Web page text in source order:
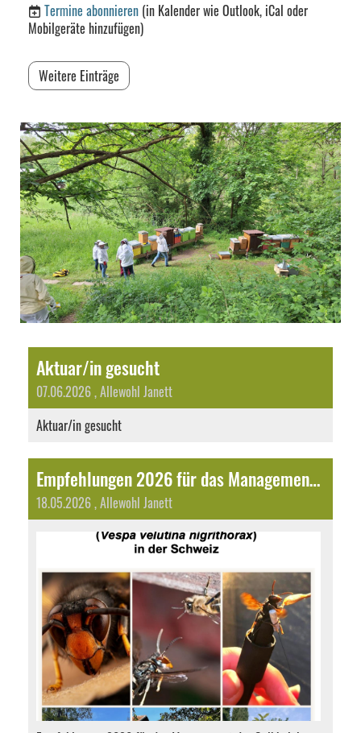
Termine abonnieren (in Kalender wie Outlook, iCal oder
Mobilgeräte hinzufügen)
Weitere Einträge
Aktuar/in gesucht
07.06.2026, Allewohl Janett
Aktuar/in gesucht
Empfehlungen 2026 für das Management der Asiatischen Hornisse
18.05.2026, Allewohl Janett